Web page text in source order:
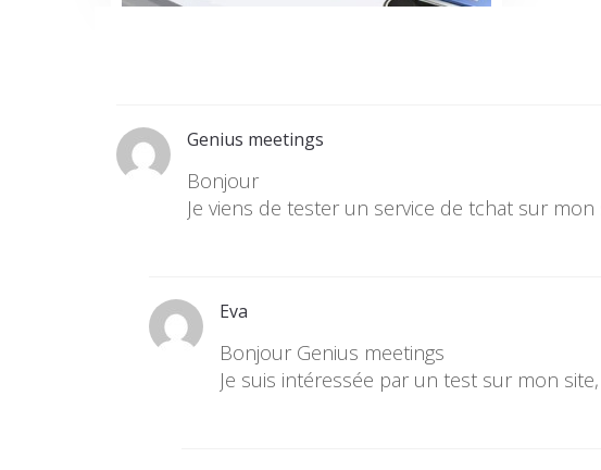
Genius meetings
Bonjour
Je viens de tester un service de tchat sur
Eva
Bonjour Genius meetings
Je suis intéressée par un test sur mon